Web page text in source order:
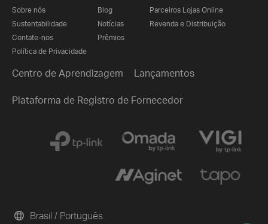
Sobre nós
Sustentabilidade
Contate-nos
Política de Privacidade
Blog
Notícias
Prêmios
Parceiros Lojas Online
Revenda e Distribuição
Centro de Aprendizagem Lançamentos
Plataforma de Registro de Fornecedor
Brasil / Português